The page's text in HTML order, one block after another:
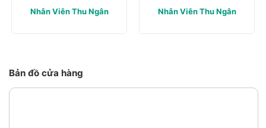
Nhân Viên Thu Ngân
Nhân Viên Thu Ngân
Bản đồ cửa hàng